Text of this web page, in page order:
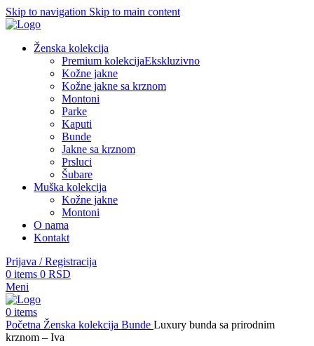
Skip to navigation Skip to main content
Ženska kolekcija
Premium kolekcijaEkskluzivno
Kožne jakne
Kožne jakne sa krznom
Montoni
Parke
Kaputi
Bunde
Jakne sa krznom
Prsluci
Šubare
Muška kolekcija
Kožne jakne
Montoni
O nama
Kontakt
Prijava / Registracija
0 items 0 RSD
Meni
0 items
Početna Ženska kolekcija Bunde Luxury bunda sa prirodnim
krznom – Iva